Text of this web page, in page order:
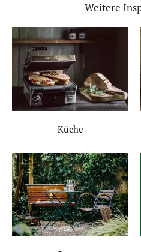
Weitere
Küche